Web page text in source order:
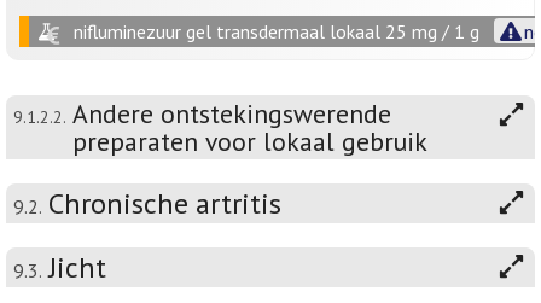
nifluminezuur gel transdermaal lokaal 25 mg / 1 g
9.1.2.2. Andere ontstekingswerende
preparaten voor lokaal gebruik
9.2. Chronische artritis
9.3. Jicht